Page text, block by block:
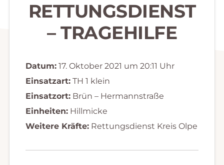
RETTUNGSDIENST
– TRAGEHILFE
Datum:17. Oktober 2021 um 20:11 Uhr
Einsatzart:TH 1 klein
Einsatzort:Brün – Hermannstraße
Einheiten:Hillmicke
Weitere Kräfte:Rettungsdienst Kreis Olpe